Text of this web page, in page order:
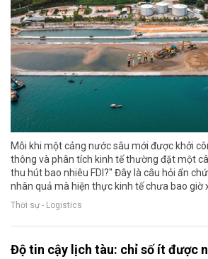
Mỗi khi một cảng nước sâu mới được khởi
thông và phân tích kinh tế thường đặt một
thu hút bao nhiêu FDI?" Đây là câu hỏi ẩn
nhân quả mà hiện thực kinh tế chưa bao giờ
Thời sự - Logistics
Độ tin cậy lịch tàu: chỉ số ít được